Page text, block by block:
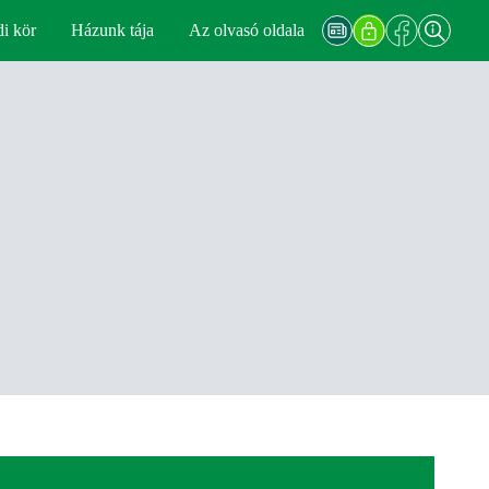
kör Házunk tája Az olvasó oldala